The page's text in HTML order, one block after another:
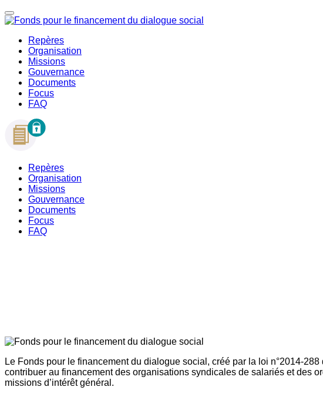
Repères
Organisation
Missions
Gouvernance
Documents
Focus
FAQ
Repères
Organisation
Missions
Gouvernance
Documents
Focus
FAQ
Le Fonds pour le financement du dialogue social, créé par la loi n°2014-
contribuer au financement des organisations syndicales de salariés et des
missions d’intérêt général.